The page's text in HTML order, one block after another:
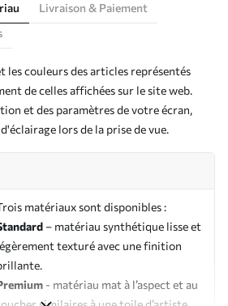
Livraison & Paiement
les couleurs des articles représentés
de celles affichées sur le site web.
et des paramètres de votre écran,
lors de la prise de vue.
matériaux sont disponibles :
– matériau synthétique lisse et
texturé avec une finition
- matériau mat à l’aspect et au